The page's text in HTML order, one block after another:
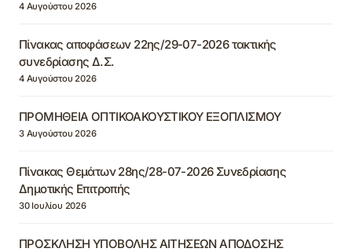
4 Αυγούστου 2026
Πίνακας αποφάσεων 22ης/29-07-2026 τακτικής
συνεδρίασης Δ.Σ.
4 Αυγούστου 2026
ΠΡΟΜΗΘΕΙΑ ΟΠΤΙΚΟΑΚΟΥΣΤΙΚΟΥ ΕΞΟΠΛΙΣΜΟΥ
3 Αυγούστου 2026
Πίνακας Θεμάτων 28ης/28-07-2026 Συνεδρίασης
Δημοτικής Επιτροπής
30 Ιουλίου 2026
ΠΡΟΣΚΛΗΣΗ ΥΠΟΒΟΛΗΣ ΑΙΤΗΣΕΩΝ ΑΠΟΔΟΣΗΣ